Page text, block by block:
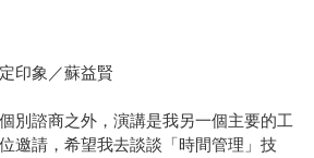
印象／蘇益賢
諮商之外，演講是我另一個主要的工
邀請，希望我去談談「時間管理」技